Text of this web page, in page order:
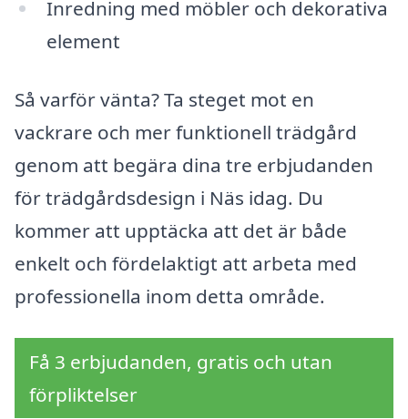
Inredning med möbler och dekorativa
element
Så varför vänta? Ta steget mot en
vackrare och mer funktionell trädgård
genom att begära dina tre erbjudanden
för trädgårdsdesign i Näs idag. Du
kommer att upptäcka att det är både
enkelt och fördelaktigt att arbeta med
professionella inom detta område.
Få 3 erbjudanden, gratis och utan
förpliktelser